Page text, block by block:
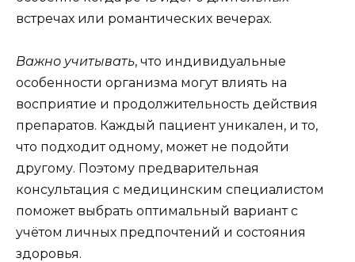
встречах или романтических вечерах.
Важно учитывать, что индивидуальные
особенности организма могут влиять на
восприятие и продолжительность действия
препаратов. Каждый пациент уникален, и то,
что подходит одному, может не подойти
другому. Поэтому предварительная
консультация с медицинским специалистом
поможет выбрать оптимальный вариант с
учётом личных предпочтений и состояния
здоровья.